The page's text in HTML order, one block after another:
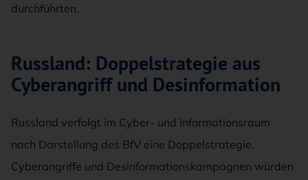
durchführten.
Russland: Doppelstrategie aus
Cyberangriff und Desinformation
Russland verfolgt im Cyber- und Informationsraum
nach Darstellung des BfV eine Doppelstrategie.
Cyberangriffe und Desinformationskampagnen würden